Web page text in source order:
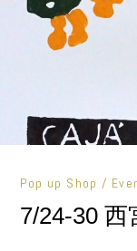
Pop up Shop /
7/24-30 西